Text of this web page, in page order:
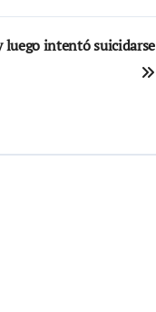
luego intentó suicidarse